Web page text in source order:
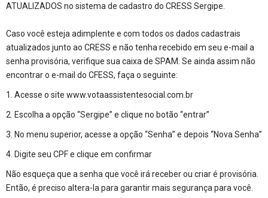
ATUALIZADOS no sistema de cadastro do CRESS Sergipe.
Caso você esteja adimplente e com todos os dados cadastrais
atualizados junto ao CRESS e não tenha recebido em seu e-mail a
senha provisória, verifique sua caixa de SPAM. Se ainda assim não
encontrar o e-mail do CFESS, faça o seguinte:
1. Acesse o site www.votaassistentesocial.com.br
2. Escolha a opção “Sergipe” e clique no botão “entrar”
3. No menu superior, acesse a opção “Senha” e depois “Nova Senha”
4. Digite seu CPF e clique em confirmar
Não esqueça que a senha que você irá receber ou criar é provisória.
Então, é preciso altera-la para garantir mais segurança para você.